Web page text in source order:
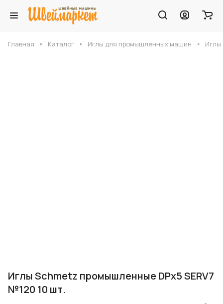
Главная Каталог Иглы для промышленных машин Иглы
Иглы Schmetz промышленные DPx5 SERV7
№120 10 шт.